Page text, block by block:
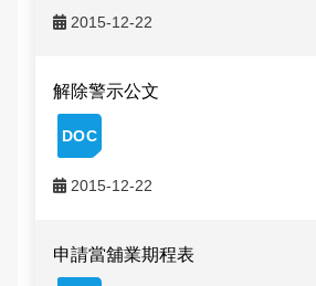
2015-12-22
解除警示公文
2015-12-22
申請當舖業期程表